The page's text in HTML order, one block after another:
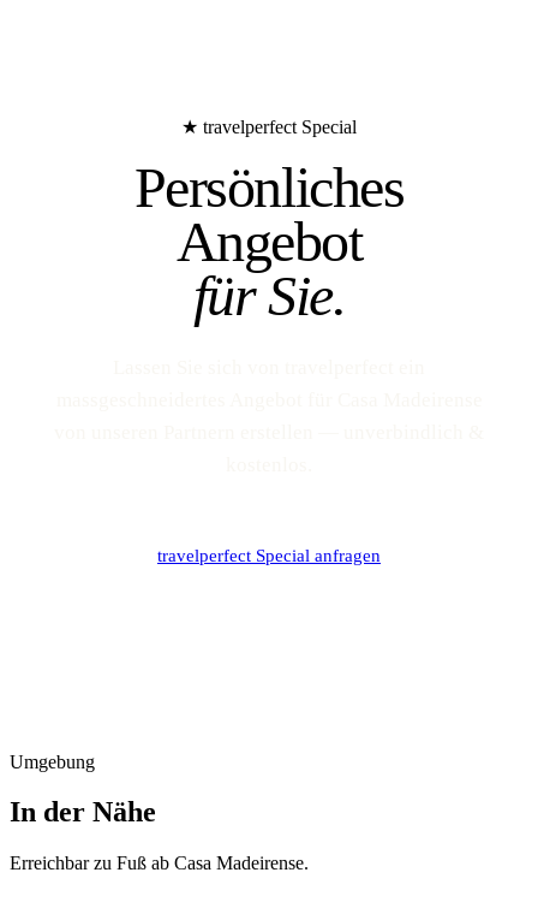
★ travelperfect Special
Persönliches
Angebot
für Sie.
travelperfect Special anfragen
Umgebung
In der Nähe
Erreichbar zu Fuß ab Casa Madeirense.